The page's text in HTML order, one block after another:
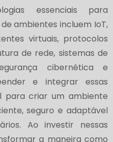
essenciais para
ambientes incluem IoT,
virtuais, protocolos
de rede, sistemas de
cibernética e
e integrar essas
para criar um ambiente
seguro e adaptável
Ao investir nessas
a maneira como